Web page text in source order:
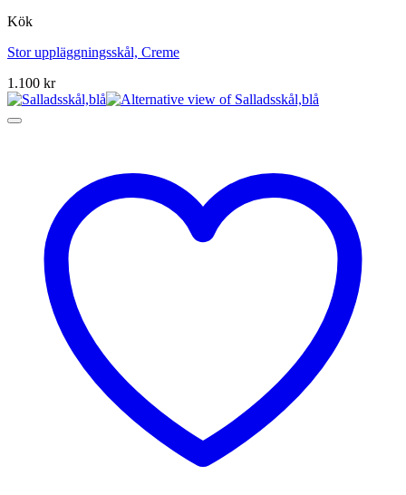
Kök
Stor uppläggningsskål, Creme
1.100 kr